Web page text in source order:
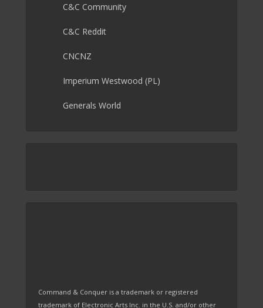
C&C Community
C&C Reddit
CNCNZ
Imperium Westwood (PL)
Generals World
Command & Conquer is a trademark or registered
trademark of Electronic Arts Inc. in the U.S. and/or other